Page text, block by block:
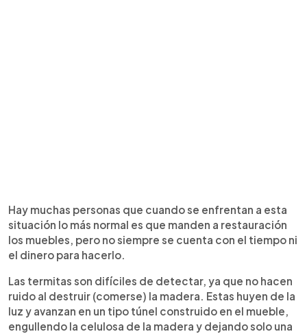
Hay muchas personas que cuando se enfrentan a esta
situación lo más normal es que manden a restauración
los muebles, pero no siempre se cuenta con el tiempo ni
el dinero para hacerlo.
Las termitas son difíciles de detectar, ya que no hacen
ruido al destruir (comerse) la madera. Estas huyen de la
luz y avanzan en un tipo túnel construido en el mueble,
engullendo la celulosa de la madera y dejando solo una